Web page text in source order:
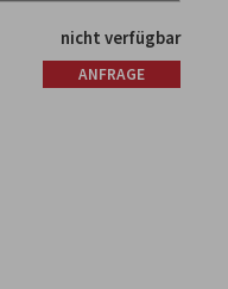
nicht verfügbar
ANFRAGE